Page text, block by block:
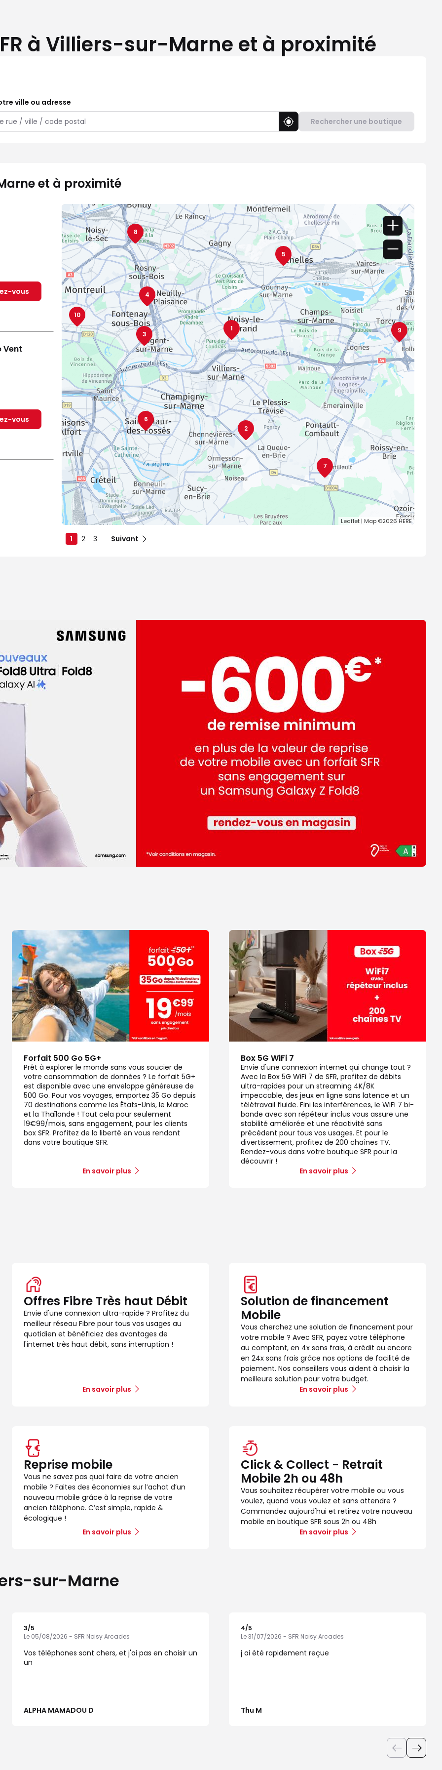
à Villiers-sur-Marne et à proximité
ville ou adresse
Utiliser ma position
Rechercher une boutique
et à proximité
vous
Vent
vous
vous
Foch
vous
vous
vous
vous
vous
9
7
8
6
5
2
1
10
4
3
Leaflet| Map ©2026 HERE
1 2 3 Suivant
Forfait 500 Go 5G+
Prêt à explorer le monde sans vous soucier de
votre consommation de données ? Le forfait 5G+
est disponible avec une enveloppe généreuse de
500 Go. Pour vos voyages, emportez 35 Go depuis
70 destinations comme les États-Unis, le Maroc
et la Thaïlande ! Tout cela pour seulement
19€99/mois, sans engagement, pour les clients
box SFR. Profitez de la liberté en vous rendant
dans votre boutique SFR.
En savoir plus
Box 5G WiFi 7
Envie d'une connexion internet qui change tout ?
Avec la Box 5G WiFi 7 de SFR, profitez de débits
ultra-rapides pour un streaming 4K/8K
impeccable, des jeux en ligne sans latence et un
télétravail fluide. Fini les interférences, le WiFi 7 bi-
bande avec son répéteur inclus vous assure une
stabilité améliorée et une réactivité sans
précédent pour tous vos usages. Et pour le
divertissement, profitez de 200 chaînes TV.
Rendez-vous dans votre boutique SFR pour la
découvrir !
En savoir plus
Offres Fibre Très haut Débit
Envie d'une connexion ultra-rapide ? Profitez du
meilleur réseau Fibre pour tous vos usages au
quotidien et bénéficiez des avantages de
l'internet très haut débit, sans interruption !
En savoir plus
Solution de financement
Mobile
Vous cherchez une solution de financement pour
votre mobile ? Avec SFR, payez votre téléphone
au comptant, en 4x sans frais, à crédit ou encore
en 24x sans frais grâce nos options de facilité de
paiement. Nos conseillers vous aident à choisir la
meilleure solution pour votre budget.
En savoir plus
Reprise mobile
Vous ne savez pas quoi faire de votre ancien
mobile ? Faites des économies sur l’achat d’un
nouveau mobile grâce à la reprise de votre
ancien téléphone. C’est simple, rapide &
écologique !
En savoir plus
Click & Collect - Retrait
Mobile 2h ou 48h
Vous souhaitez récupérer votre mobile ou vous
voulez, quand vous voulez et sans attendre ?
Commandez aujourd'hui et retirez votre nouveau
mobile en boutique SFR sous 2h ou 48h
En savoir plus
sur-Marne
3/5
Le 05/08/2026 - SFR Noisy Arcades
Vos téléphones sont chers, et j'ai pas en choisir un
un
ALPHA MAMADOU D
4/5
Le 31/07/2026 - SFR Noisy Arcades
j ai été rapidement reçue
Thu M